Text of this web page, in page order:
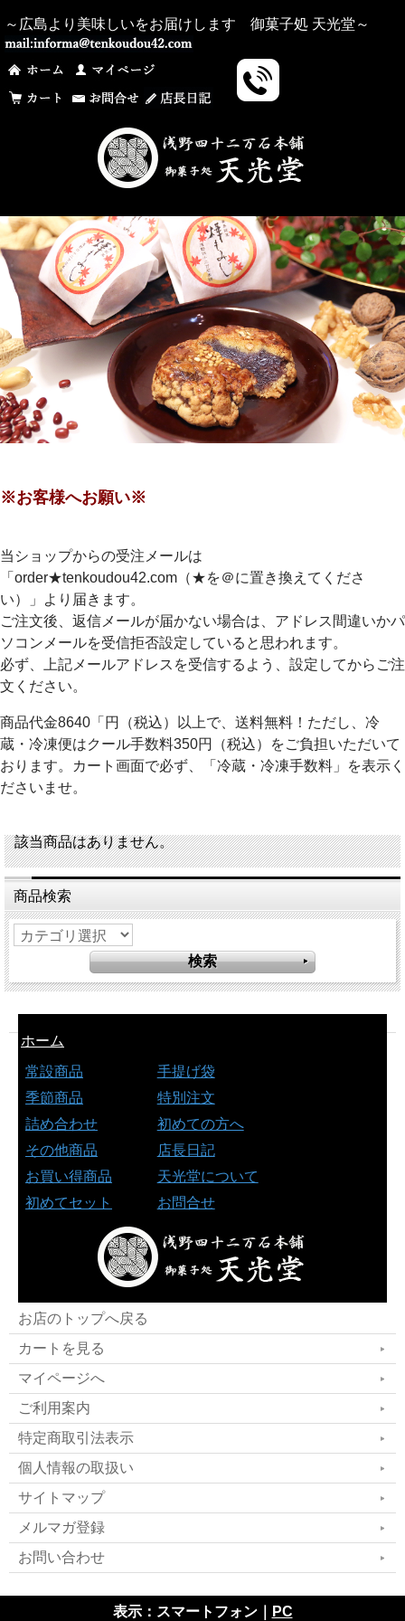
～広島より美味しいをお届けします 御菓子処 天光堂～
※お客様へお願い※
当ショップからの受注メールは
「order★tenkoudou42.com（★を＠に置き換えてくださ
い）」より届きます。
ご注文後、返信メールが届かない場合は、アドレス間違いかパ
ソコンメールを受信拒否設定していると思われます。
必ず、上記メールアドレスを受信するよう、設定してからご注
文ください。
商品代金8640「円（税込）以上で、送料無料！ただし、冷
蔵・冷凍便はクール手数料350円（税込）をご負担いただいて
おります。カート画面で必ず、「冷蔵・冷凍手数料」を表示く
ださいませ。
該当商品はありません。
商品検索
ホーム
常設商品
季節商品
詰め合わせ
その他商品
お買い得商品
初めてセット
手提げ袋
特別注文
初めての方へ
店長日記
天光堂について
お問合せ
お店のトップへ戻る
カートを見る
マイページへ
ご利用案内
特定商取引法表示
個人情報の取扱い
サイトマップ
メルマガ登録
お問い合わせ
表示：スマートフォン｜ PC